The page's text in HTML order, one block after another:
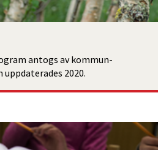
antogs av kommun­
2020.